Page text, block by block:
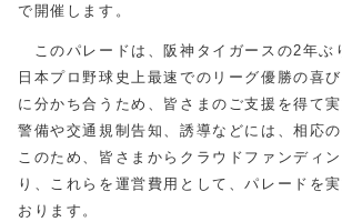
で開催します。
このパレードは、阪神タイガースの2年ぶ
日本プロ野球史上最速でのリーグ優勝の喜
に分かち合うため、皆さまのご支援を得て実
警備や交通規制告知、誘導などには、相応の
このため、皆さまからクラウドファンディ
り、これらを運営費用として、パレードを
おります。